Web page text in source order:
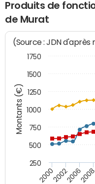
Produits de
de Murat
Montants (€)
(Source : JDN
200020022006
250
500
750
1000
1250
1500
1750